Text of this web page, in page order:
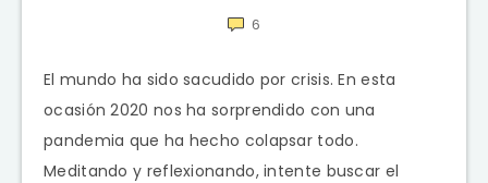
6
El mundo ha sido sacudido por crisis. En esta
ocasión 2020 nos ha sorprendido con una
pandemia que ha hecho colapsar todo.
Meditando y reflexionando, intente buscar el